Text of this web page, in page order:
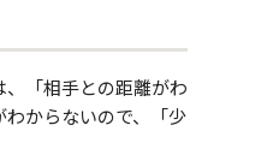
「相手との距離がわ
からないので、「少